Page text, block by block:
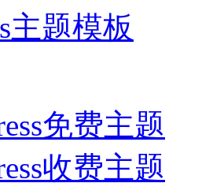
主题模板
免费主题
收费主题